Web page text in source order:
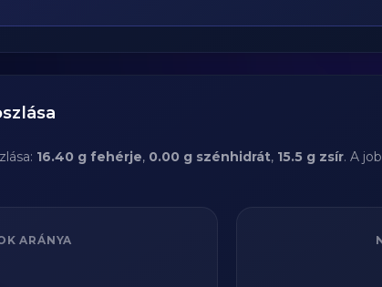
16.40 g fehérje, 0.00 g szénhidrát, 15.5 g zsír. A
ARÁNYA